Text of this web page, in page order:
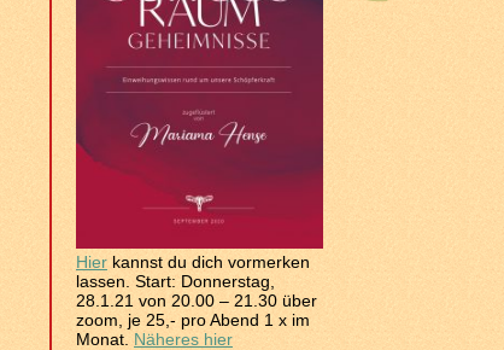
Hier kannst du dich vormerken
lassen. Start: Donnerstag,
28.1.21 von 20.00 – 21.30 über
zoom, je 25,- pro Abend 1 x im
Monat. Näheres hier